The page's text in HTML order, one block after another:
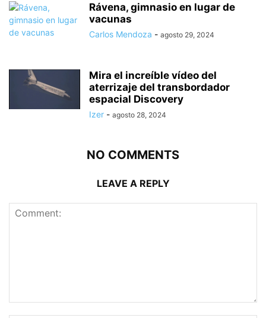
Rávena, gimnasio en lugar de
vacunas
Carlos Mendoza - agosto 29, 2024
Mira el increíble vídeo del
aterrizaje del transbordador
espacial Discovery
Izer - agosto 28, 2024
NO COMMENTS
LEAVE A REPLY